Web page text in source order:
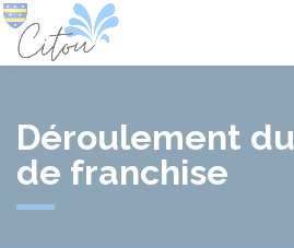
Déroulement
de franchise